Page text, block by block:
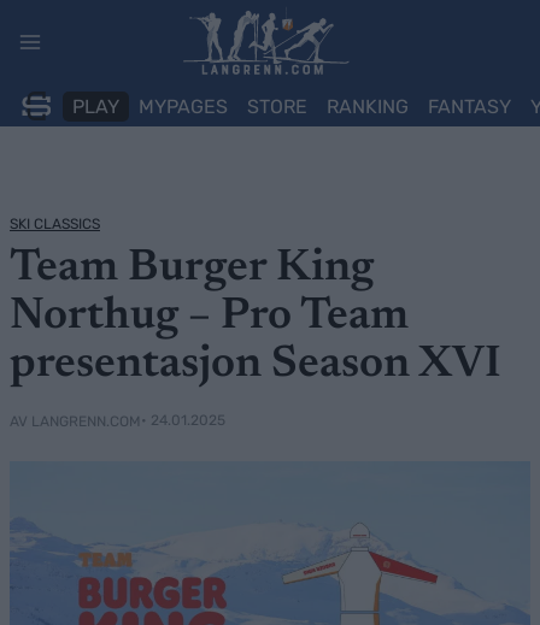
PLAY MYPAGES STORE RANKING FANTASY
SKI CLASSICS
Team Burger King
Northug – Pro Team
presentasjon Season XVI
AV LANGRENN.COM • 24.01.2025